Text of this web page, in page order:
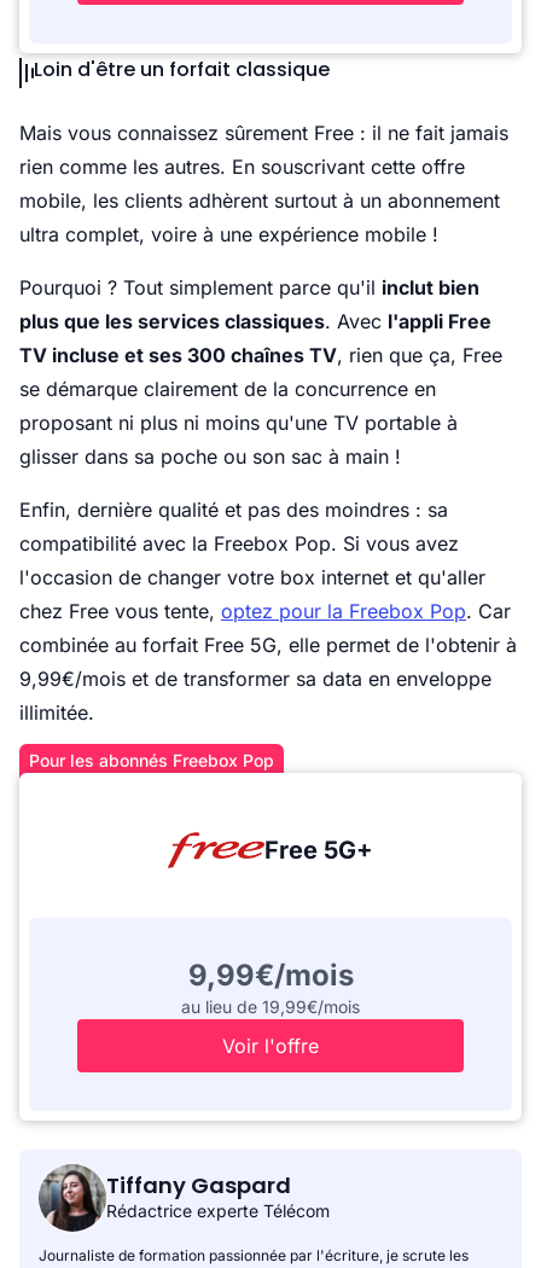
Loin d'être un forfait classique
Mais vous connaissez sûrement Free : il ne fait jamais
rien comme les autres. En souscrivant cette offre
mobile, les clients adhèrent surtout à un abonnement
ultra complet, voire à une expérience mobile !
Pourquoi ? Tout simplement parce qu'il inclut bien
plus que les services classiques. Avec l'appli Free
TV incluse et ses 300 chaînes TV, rien que ça, Free
se démarque clairement de la concurrence en
proposant ni plus ni moins qu'une TV portable à
glisser dans sa poche ou son sac à main !
Enfin, dernière qualité et pas des moindres : sa
compatibilité avec la Freebox Pop. Si vous avez
l'occasion de changer votre box internet et qu'aller
chez Free vous tente, optez pour la Freebox Pop. Car
combinée au forfait Free 5G, elle permet de l'obtenir à
9,99€/mois et de transformer sa data en enveloppe
illimitée.
Pour les abonnés Freebox Pop
Free 5G+
9,99€/mois
au lieu de 19,99€/mois
Voir l'offre
Tiffany Gaspard
Rédactrice experte Télécom
Journaliste de formation passionnée par l'écriture, je scrute les